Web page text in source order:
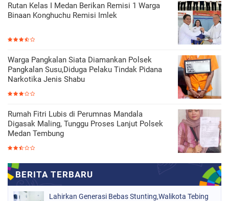
Rutan Kelas I Medan Berikan Remisi 1 Warga
Binaan Konghuchu Remisi Imlek
Warga Pangkalan Siata Diamankan Polsek
Pangkalan Susu,Diduga Pelaku Tindak Pidana
Narkotika Jenis Shabu
Rumah Fitri Lubis di Perumnas Mandala
Digasak Maling, Tunggu Proses Lanjut Polsek
Medan Tembung
Lahirkan Generasi Bebas Stunting,Walikota Tebing